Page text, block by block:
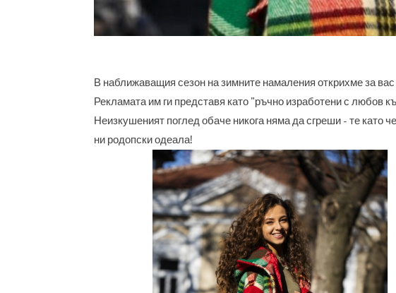
В наближаващия сезон на зимните намаления открихме за
Рекламата им ги представя като "ръчно изработени с любов
Неизкушеният поглед обаче никога няма да сгреши - те като
ни родопски одеала!